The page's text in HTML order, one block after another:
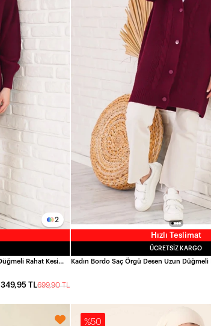
2
Kadın Tesettür Bordo Saç Örgü Desen Uzun Düğmeli Rahat Kesim Triko Hırka HZL24W-BD1100691
699,90 TL
349,95 TL
Hızlı Teslimat
ÜCRETSIZ KARGO
%50